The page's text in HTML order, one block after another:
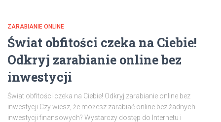
ZARABIANIE ONLINE
Świat obfitości czeka na Ciebie!
Odkryj zarabianie online bez
inwestycji
Świat obfitości czeka na Ciebie! Odkryj zarabianie online bez
inwestycji Czy wiesz, że możesz zarabiać online bez żadnych
inwestycji finansowych? Wystarczy dostęp do Internetu i